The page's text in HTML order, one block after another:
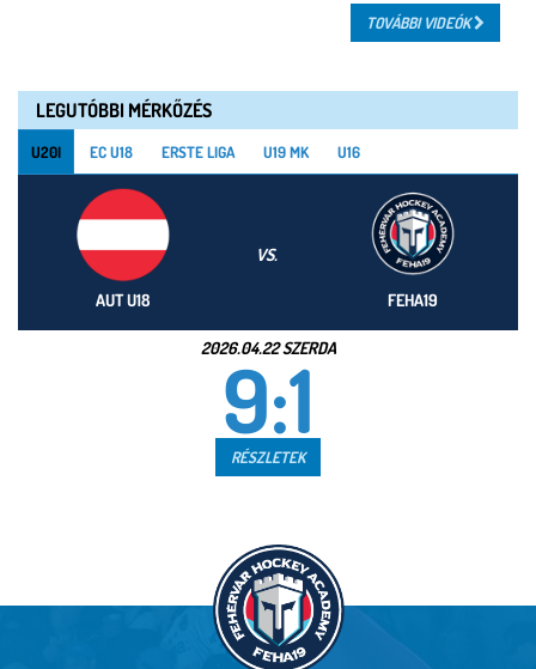
TOVÁBBI VIDEÓK
LEGUTÓBBI MÉRKŐZÉS
U20I EC U18 ERSTE LIGA U19 MK U16
AUT U18
VS.
FEHA19
2026.04.22 SZERDA
9:1
RÉSZLETEK